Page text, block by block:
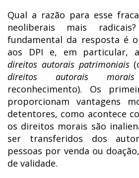
Qual a razão para esse
neoliberais mais
fundamental da resposta é
aos DPI e, em particular,
direitos autorais patrimoniais
direitos autorais
reconhecimento). Os
proporcionam vantagens
detentores, como acontece
os direitos morais são
ser transferidos dos
pessoas por venda ou
de validade.